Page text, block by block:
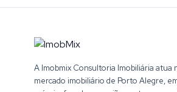
A Imobmix Consultoria Imobiliária atua
mercado imobiliário de Porto Alegre,